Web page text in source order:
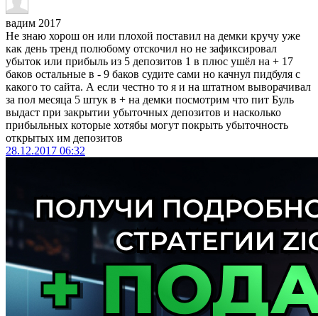
вадим 2017
Не знаю хорош он или плохой поставил на демки кручу уже
как день тренд полюбому отскочил но не зафиксировал
убыток или прибыль из 5 депозитов 1 в плюс ушёл на + 17
баков остальные в - 9 баков судите сами но качнул пидбуля с
какого то сайта. А если честно то я и на штатном выворачивал
за пол месяца 5 штук в + на демки посмотрим что пит Буль
выдаст при закрытии убыточных депозитов и насколько
прибыльных которые хотябы могут покрыть убыточность
открытых им депозитов
28.12.2017 06:32